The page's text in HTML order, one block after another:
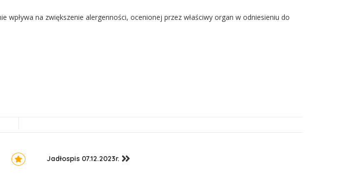
na zwiększenie alergenności, ocenionej przez właściwy organ w odniesieniu do
Jadłospis 07.12.2023r.